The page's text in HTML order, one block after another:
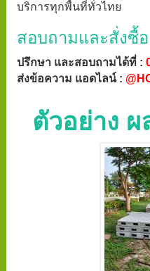
บริการทุกพื้นที่ทั่วไทย
สอบถามและสั่งซื้อ
ปรึกษา และสอบถามได้ที่ :
ส่งข้อความ แอดไลน์ :
ตัวอย่าง ผ